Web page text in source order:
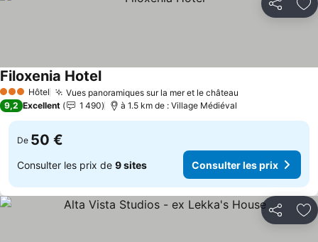
Partager
3 ÉtoilesHôtel Vues panoramiques sur la mer et le château
Filoxenia HotelConsulter les prix
9,2 Excellent 1 490 à 1.5 km de : Village Médiéval
De 50 €
Consulter les prix de 9 sites Consulter les prix
Partager